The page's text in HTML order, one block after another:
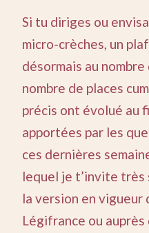
Si tu diriges ou
micro-crèches, un
désormais au
nombre de places
précis ont évolué au
apportées par les
ces dernières
lequel je t’invite
la version en
Légifrance ou